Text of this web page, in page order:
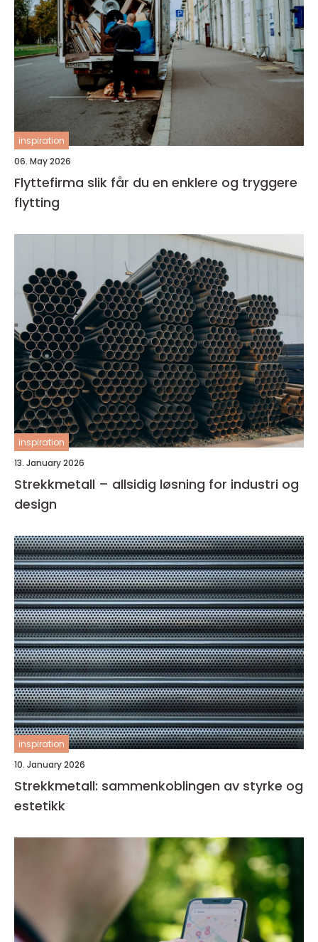
inspiration
06. May 2026
Flyttefirma slik får du en enklere og tryggere
flytting
inspiration
13. January 2026
Strekkmetall – allsidig løsning for industri og
design
inspiration
10. January 2026
Strekkmetall: sammenkoblingen av styrke og
estetikk